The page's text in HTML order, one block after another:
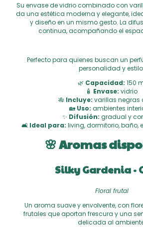
Su envase de vidrio combinado con
da una estética moderna y elegante,
y diseño en un mismo gesto. La
continua, acompañando el
Perfecto para quienes buscan un
personalidad y
🌿 Capacidad: 150
🧴 Envase: vidrio
🎋 Incluye: varillas negras
🏡 Uso: ambientes
✨ Difusión: gradual y
🛋 Ideal para: living, dormitorio, baño,
🌸 Aromas
Silky Gardenia ·
Floral frutal
Un aroma suave y envolvente, con
frutales que aportan frescura y una
delicada al